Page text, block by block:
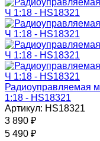
Радиоуправляемая
1:18 - HS18321
Артикул: HS18321
3 890 ₽
5 490 ₽